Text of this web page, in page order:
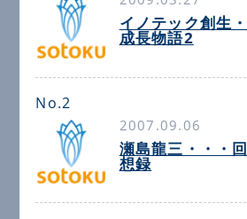
イノテック創生・
成長物語2
No.2
2007.09.06
瀬島龍三・・・回
想録